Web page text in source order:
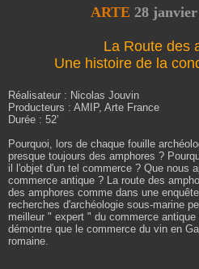
ARTE 28 janvier
La Route des
Une histoire de la
Réalisateur : Nicolas Jouvin
Producteurs : AMIP, Arte France
Durée : 52’
Pourquoi, lors de chaque fouille
presque toujours des amphores ?
il l'objet d'un tel commerce ? Que nous
commerce antique ? La route des
des amphores comme dans une
recherches d'archéologie sous-marine
meilleur " expert " du commerce antique
démontre que le commerce du vin en
romaine.